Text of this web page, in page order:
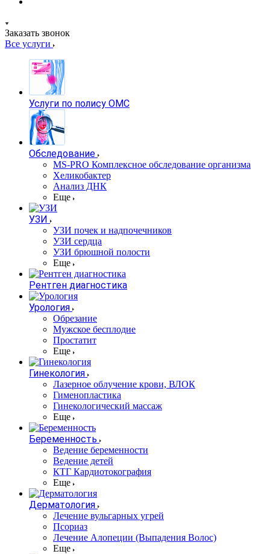
Заказать звонок
Все услуги
Услуги по полису ОМС
Обследование
MS-PRO Комплексное обследование организма
Хеликобактер
Анализ ДНК
Еще
УЗИ
УЗИ почек и надпочечников
УЗИ сердца
УЗИ брюшной полости
Еще
Рентген диагностика
Урология
Обрезание
Мужское бесплодие
Простатит
Еще
Гинекология
Лазерное облучение крови, ВЛОК
Гименопластика
Гинекологический массаж
Еще
Беременность
Ведение беременности
Ведение детей
КТГ Кардиотокография
Еще
Дерматология
Лечение вульгарных угрей
Псориаз
Лечение Алопеции (Выпадения Волос)
Еще